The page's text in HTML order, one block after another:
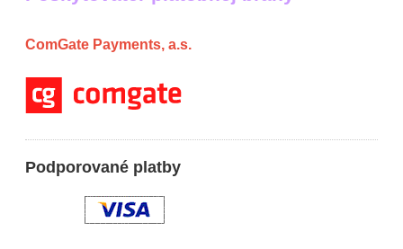
ComGate Payments, a.s.
Podporované platby